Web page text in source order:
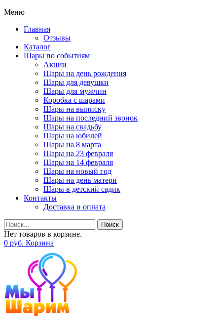
Меню
Главная
Отзывы
Каталог
Шары по событиям
Акции
Шары на день рождения
Шары для девушки
Шары для мужчин
Коробка с шарами
Шары на выписку
Шары на последний звонок
Шары на свадьбу
Шары на юбилей
Шары на 8 марта
Шары на 23 февраля
Шары на 14 февраля
Шары на новый год
Шары на день матери
Шары в детский садик
Контакты
Доставка и оплата
Поиск
Нет товаров в корзине.
0 руб. Корзина